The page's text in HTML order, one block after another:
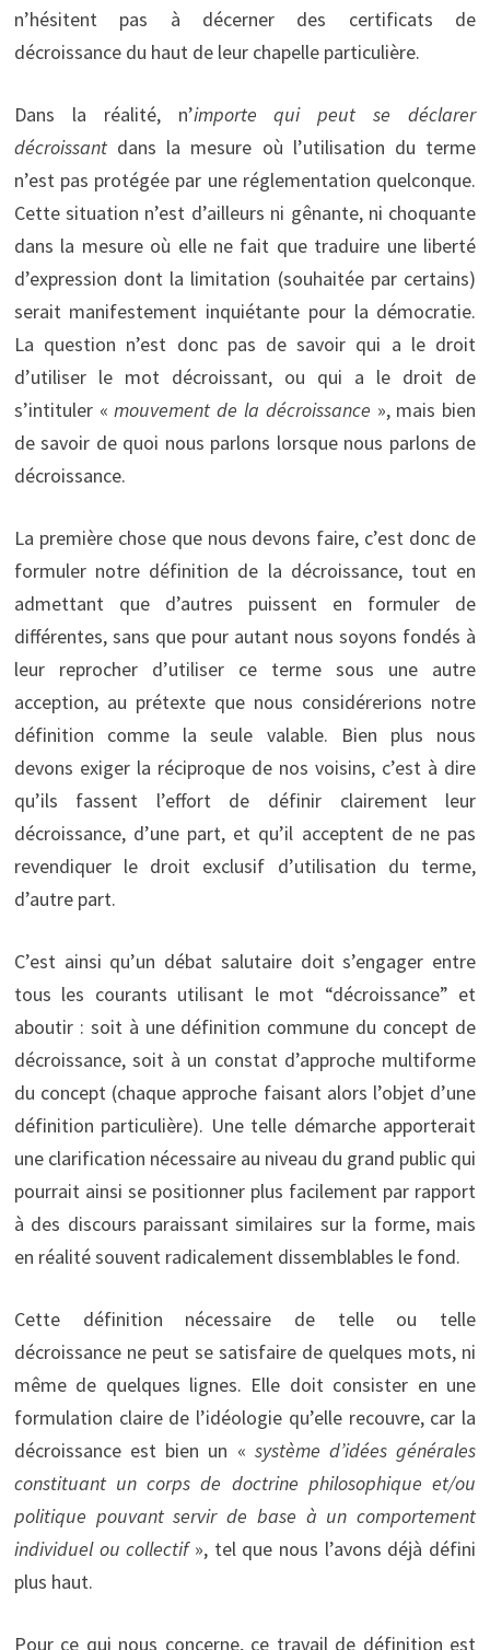
n’hésitent pas à décerner des certificats de
décroissance du haut de leur chapelle particulière.
Dans la réalité, n’importe qui peut se déclarer
décroissantdans la mesure où l’utilisation du terme
n’est pas protégée par une réglementation quelconque.
Cette situation n’est d’ailleurs ni gênante, ni choquante
dans la mesure où elle ne fait que traduire une liberté
d’expression dont la limitation (souhaitée par certains)
serait manifestement inquiétante pour la démocratie.
La question n’est donc pas de savoir qui a le droit
d’utiliser le mot décroissant, ou qui a le droit de
s’intituler «mouvement de la décroissance », mais bien
de savoir de quoi nous parlons lorsque nous parlons de
décroissance.
La première chose que nous devons faire, c’est donc de
formuler notre définition de la décroissance, tout en
admettant que d’autres puissent en formuler de
différentes, sans que pour autant nous soyons fondés à
leur reprocher d’utiliser ce terme sous une autre
acception, au prétexte que nous considérerions notre
définition comme la seule valable. Bien plus nous
devons exiger la réciproque de nos voisins, c’est à dire
qu’ils fassent l’effort de définir clairement leur
décroissance, d’une part, et qu’il acceptent de ne pas
revendiquer le droit exclusif d’utilisation du terme,
d’autre part.
C’est ainsi qu’un débat salutaire doit s’engager entre
tous les courants utilisant le mot “décroissance” et
aboutir : soit à une définition commune du concept de
décroissance, soit à un constat d’approche multiforme
du concept (chaque approche faisant alors l’objet d’une
définition particulière). Une telle démarche apporterait
une clarification nécessaire au niveau du grand public qui
pourrait ainsi se positionner plus facilement par rapport
à des discours paraissant similaires sur la forme, mais
en réalité souvent radicalement dissemblables le fond.
Cette définition nécessaire de telle ou telle
décroissance ne peut se satisfaire de quelques mots, ni
même de quelques lignes. Elle doit consister en une
formulation claire de l’idéologie qu’elle recouvre, car la
décroissance est bien un « système d’idées générales
constituant un corps de doctrine philosophique et/ou
politique pouvant servir de base à un comportement
individuel ou collectif», tel que nous l’avons déjà défini
plus haut.
Pour ce qui nous concerne, ce travail de définition est